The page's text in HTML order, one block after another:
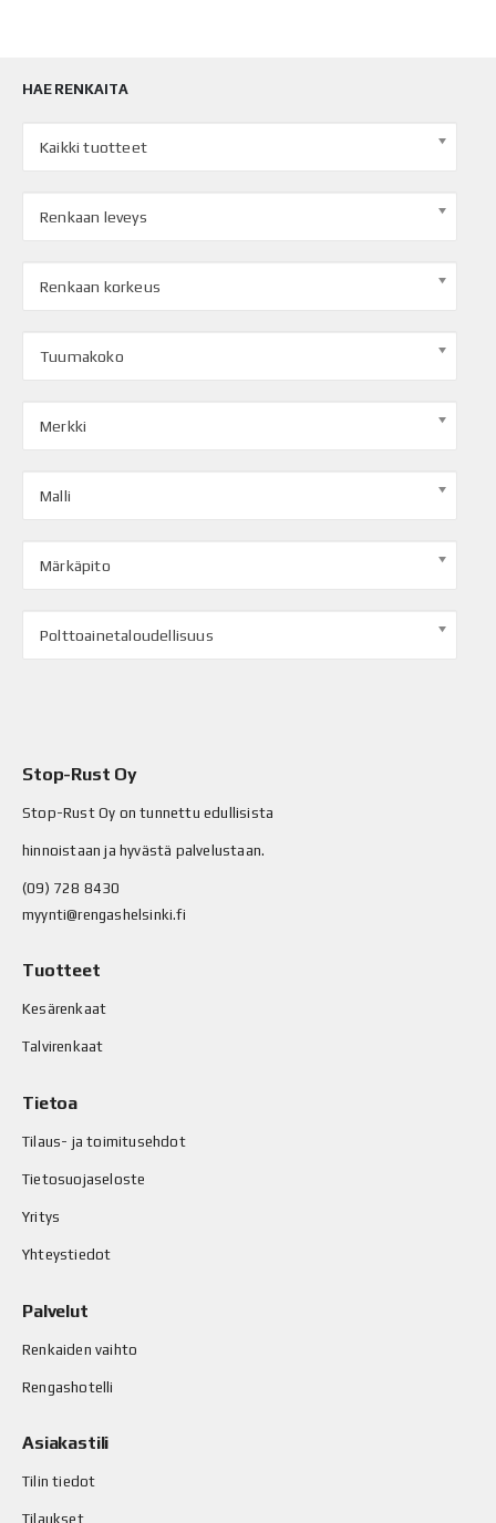
HAE RENKAITA
Kaikki tuotteet
Renkaan leveys
Renkaan korkeus
Tuumakoko
Merkki
Malli
Märkäpito
Polttoainetaloudellisuus
Stop-Rust Oy
Stop-Rust Oy on tunnettu edullisista
hinnoistaan ja hyvästä palvelustaan.
(09) 728 8430
myynti@rengashelsinki.fi
Tuotteet
Kesärenkaat
Talvirenkaat
Tietoa
Tilaus- ja toimitusehdot
Tietosuojaseloste
Yritys
Yhteystiedot
Palvelut
Renkaiden vaihto
Rengashotelli
Asiakastili
Tilin tiedot
Tilaukset